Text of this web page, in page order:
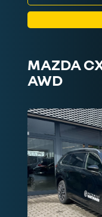
MAZDA
AWD